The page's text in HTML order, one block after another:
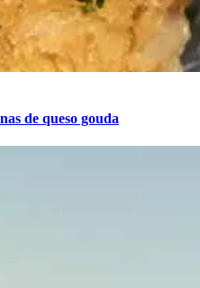
de queso gouda